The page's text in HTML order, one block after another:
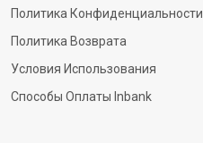
Политика Конфиденциальности
Политика Возврата
Условия Использования
Способы Оплаты Inbank